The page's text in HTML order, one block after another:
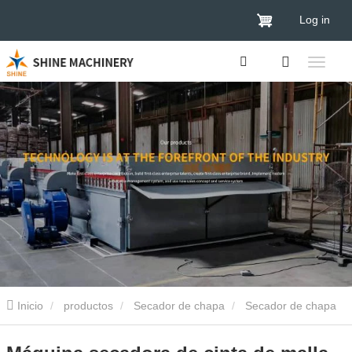
Log in
Inicio productos Secador de chapa Secador de chapa
de banda de malla